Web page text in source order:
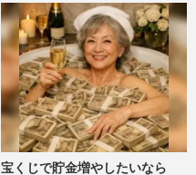
宝くじで貯金増やしたいなら